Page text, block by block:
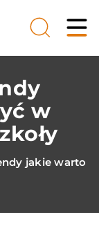
w
jakie warto